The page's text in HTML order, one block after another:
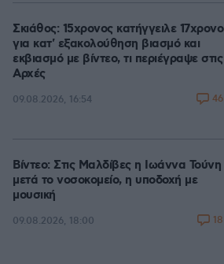
Σκιάθος: 15χρονος κατήγγειλε 17χρονο
για κατ' εξακολούθηση βιασμό και
εκβιασμό με βίντεο, τι περιέγραψε στις
Αρχές
09.08.2026, 16:54 46
Βίντεο: Στις Μαλδίβες η Ιωάννα Τούνη
μετά το νοσοκομείο, η υποδοχή με
μουσική
09.08.2026, 18:00 18